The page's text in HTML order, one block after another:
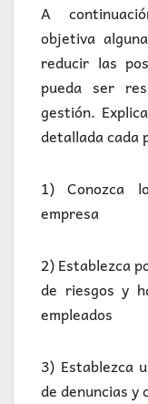
A
objetiva
reducir las
pueda ser
gestión.
detallada cada
1) Conozca
empresa
2) Establezca
de riesgos y
empleados
3) Establezca
de denuncias y